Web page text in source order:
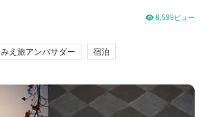
8,599ビュー
みえ旅アンバサダー 宿泊